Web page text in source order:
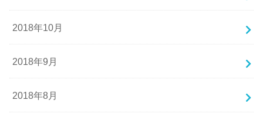
2018年10月
2018年9月
2018年8月